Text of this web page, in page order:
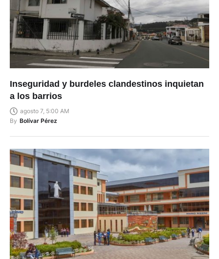
Inseguridad y burdeles clandestinos inquietan
a los barrios
agosto 7, 5:00 AM
By Bolívar Pérez